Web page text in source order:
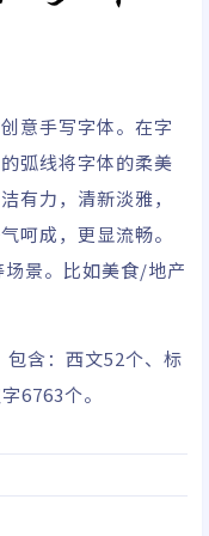
意手写字体。在字
弧线将字体的柔美
有力，清新淡雅，
呵成，更显流畅。
景。比如美食/地产
含：西文52个、标
6763个。